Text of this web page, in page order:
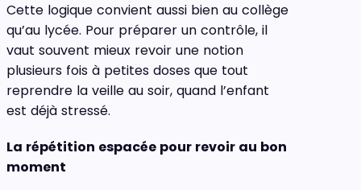
Cette logique convient aussi bien au collège
qu’au lycée. Pour préparer un contrôle, il
vaut souvent mieux revoir une notion
plusieurs fois à petites doses que tout
reprendre la veille au soir, quand l’enfant
est déjà stressé.
La répétition espacée pour revoir au bon
moment